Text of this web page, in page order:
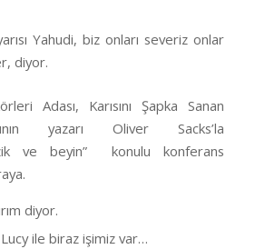
Yahudi, biz onları severiz onlar
diyor.
Adası, Karısını Şapka Sanan
yazarı Oliver Sacks’la
ve beyin” konulu konferans
diyor.
ile biraz işimiz var…